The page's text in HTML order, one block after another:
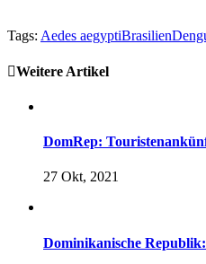
Tags: Aedes aegyptiBrasilien
Weitere Artikel
DomRep:
27 Okt, 2021
Dominikanische